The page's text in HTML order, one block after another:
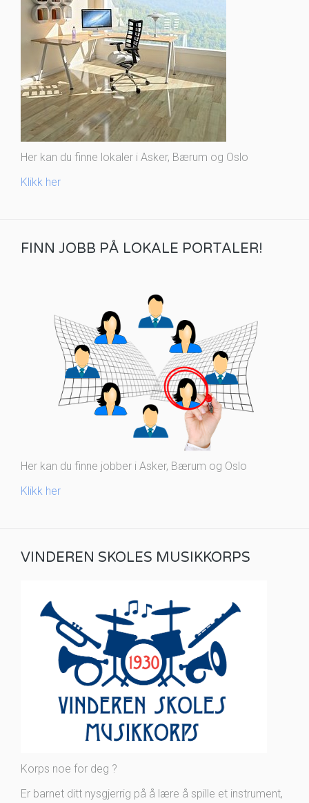
Her kan du finne lokaler i Asker, Bærum og Oslo
Klikk her
FINN JOBB PÅ LOKALE PORTALER!
Her kan du finne jobber i Asker, Bærum og Oslo
Klikk her
VINDEREN SKOLES MUSIKKORPS
Korps noe for deg ?
Er barnet ditt nysgjerrig på å lære å spille et instrument,